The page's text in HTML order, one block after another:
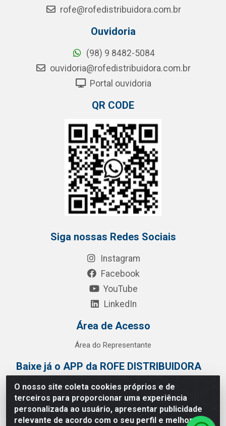
O nosso site coleta cookies próprios e de
terceiros para proporcionar uma experiência
personalizada ao usuário, apresentar publicidade
relevante de acordo com o seu perfil e melhorar a
rofe@rofedistribuidora.com.br
Ouvidoria
(98) 9 8482-5084
ouvidoria@rofedistribuidora.com.br
Portal ouvidoria
QR CODE
Siga nossas Redes Sociais
Instagram
Facebook
YouTube
LinkedIn
Área de Acesso
Área do Representante
Baixe já o APP da ROFE DISTRIBUIDORA